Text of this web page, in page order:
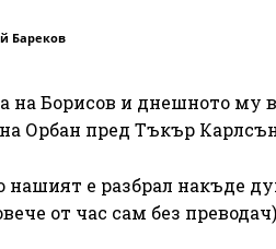
Бареков
на Борисов и днешното му
Орбан пред Тъкър
нашият е разбрал накъде
от час сам без